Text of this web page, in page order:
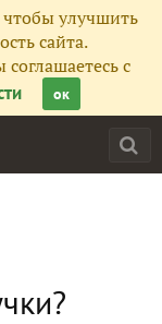
улучшить
сайта.
с
ок